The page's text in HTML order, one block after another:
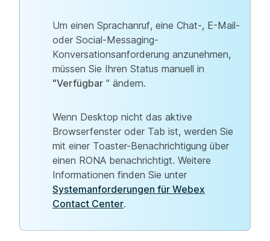
Um einen Sprachanruf, eine Chat-, E-Mail-
oder Social-Messaging-
Konversationsanforderung anzunehmen,
müssen Sie Ihren Status manuell in
"Verfügbar " ändern.
Wenn Desktop nicht das aktive
Browserfenster oder Tab ist, werden Sie
mit einer Toaster-Benachrichtigung über
einen RONA benachrichtigt. Weitere
Informationen finden Sie unter
Systemanforderungen für Webex
Contact Center.